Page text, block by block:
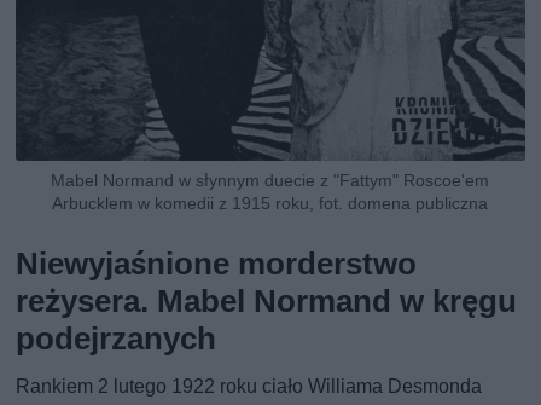
Mabel Normand w słynnym duecie z "Fattym" Roscoe'em
Arbucklem w komedii z 1915 roku, fot. domena publiczna
Niewyjaśnione morderstwo
reżysera. Mabel Normand w kręgu
podejrzanych
Rankiem 2 lutego 1922 roku ciało Williama Desmonda